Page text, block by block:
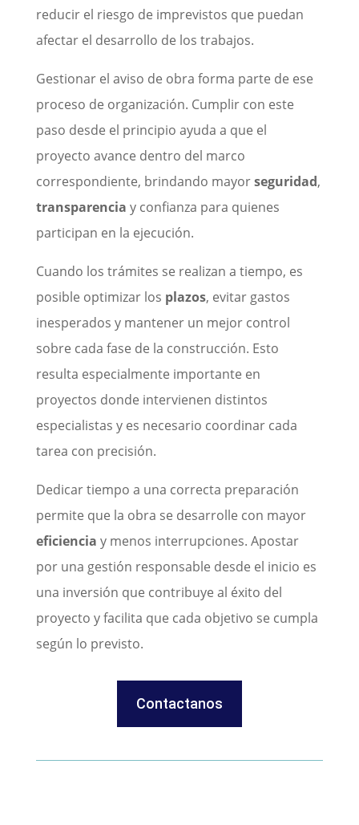
reducir el riesgo de imprevistos que puedan
afectar el desarrollo de los trabajos.
Gestionar el aviso de obra forma parte de ese
proceso de organización. Cumplir con este
paso desde el principio ayuda a que el
proyecto avance dentro del marco
correspondiente, brindando mayorseguridad,
transparencia y confianza para quienes
participan en la ejecución.
Cuando los trámites se realizan a tiempo, es
posible optimizar los plazos, evitar gastos
inesperados y mantener un mejor control
sobre cada fase de la construcción. Esto
resulta especialmente importante en
proyectos donde intervienen distintos
especialistas y es necesario coordinar cada
tarea con precisión.
Dedicar tiempo a una correcta preparación
permite que la obra se desarrolle con mayor
eficiencia y menos interrupciones. Apostar
por una gestión responsable desde el inicio es
una inversión que contribuye al éxito del
proyecto y facilita que cada objetivo se cumpla
según lo previsto.
Contactanos